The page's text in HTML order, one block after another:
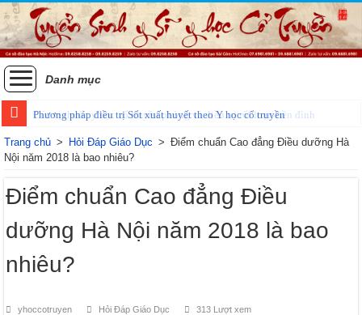
Danh mục
Phương pháp điều trị Sốt xuất huyết theo Y học cổ truyền
Trang chủ > Hỏi Đáp Giáo Dục > Điểm chuẩn Cao đẳng Điều dưỡng Hà
Nội năm 2018 là bao nhiêu?
Điểm chuẩn Cao đẳng Điều
dưỡng Hà Nội năm 2018 là bao
nhiêu?
yhoccotruyen Hỏi Đáp Giáo Dục 313 Lượt xem